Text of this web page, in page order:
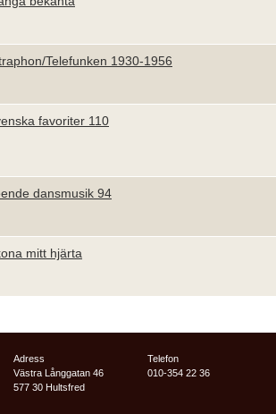
Telefunken 1930-1956
favoriter 110
dansmusik 94
mitt hjärta
Adress
Västra Långgatan 46
577 30 Hultsfred
Telefon
010-354 22 36